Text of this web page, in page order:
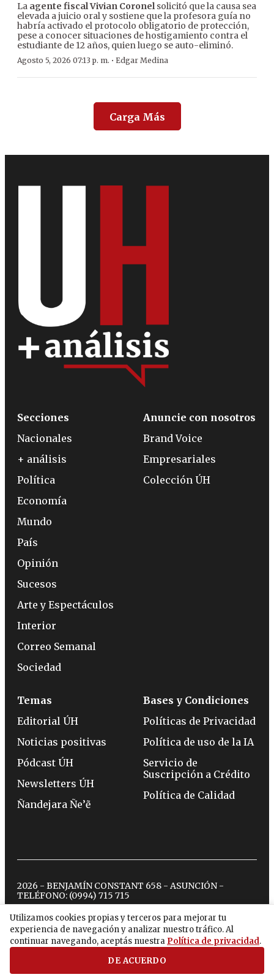
La agente fiscal Vivian Coronelsolicitó que la causa sea
elevada a juicio oral y sostiene que la profesora guía no
habría activado el protocolo obligatorio de protección,
pese a conocer situaciones de hostigamiento contra el
estudiante de 12 años, quien luego se auto-eliminó.
Agosto 5, 2026 07:13 p. m. · Edgar Medina
Carga Más
Utilizamos cookies propias y terceros para mejorar tu
experiencia de navegación y analizar nuestro tráfico. Al
continuar navegando, aceptás nuestra Política de privacidad.
DE ACUERDO
Secciones
Nacionales
+ análisis
Política
Economía
Mundo
País
Opinión
Sucesos
Arte y Espectáculos
Interior
Correo Semanal
Sociedad
Anuncie con nosotros
Brand Voice
Empresariales
Colección ÚH
Temas
Editorial ÚH
Noticias positivas
Pódcast ÚH
Newsletters ÚH
Ñandejara Ñe’ẽ
Bases y Condiciones
Políticas de Privacidad
Política de uso de la IA
Servicio de
Suscripción a Crédito
Política de Calidad
2026 - BENJAMÍN CONSTANT 658 - ASUNCIÓN -
TELÉFONO: (0994) 715 715
twitterinstagram
facebook
tiktokyoutubespotify